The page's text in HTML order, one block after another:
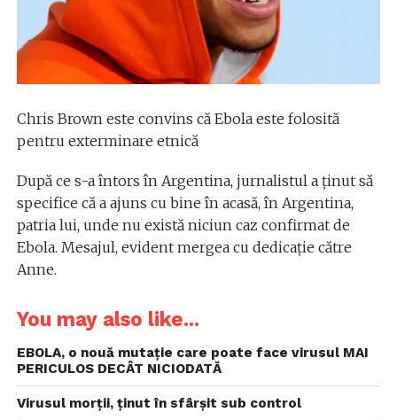
Chris Brown este convins că Ebola este folosită
pentru exterminare etnică
După ce s-a întors în Argentina, jurnalistul a ținut să
specifice că a ajuns cu bine în acasă, în Argentina,
patria lui, unde nu există niciun caz confirmat de
Ebola. Mesajul, evident mergea cu dedicație către
Anne.
You may also like...
EBOLA, o nouă mutație care poate face virusul MAI
PERICULOS DECÂT NICIODATĂ
Virusul morţii, ţinut în sfârşit sub control